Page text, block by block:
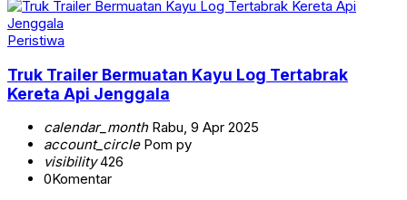
Peristiwa
Truk Trailer Bermuatan Kayu Log Tertabrak
Kereta Api Jenggala
calendar_monthRabu, 9 Apr 2025
account_circlePom py
visibility426
0Komentar